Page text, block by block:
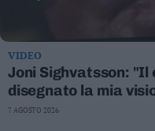
VIDEO
Joni Sighvatsson:
disegnato la mia
7 AGOSTO 2026